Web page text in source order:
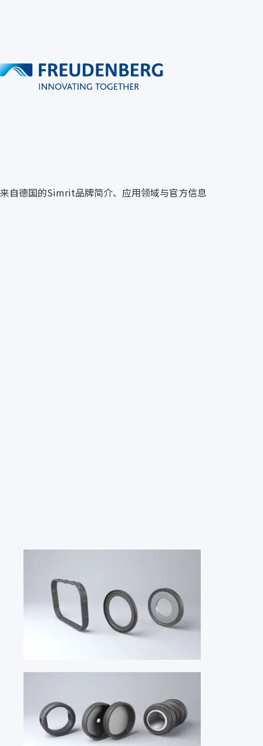
来自德国的Simrit品牌简介、应用领域与官方信息
德国DE